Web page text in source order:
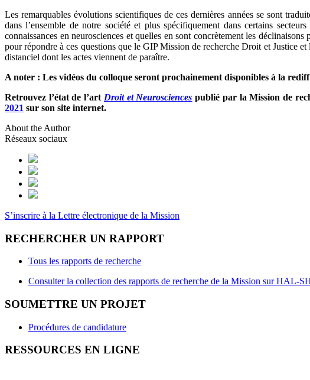
Les remarquables évolutions scientifiques de ces dernières années se sont
dans l’ensemble de notre société et plus spécifiquement dans certains
connaissances en neurosciences et quelles en sont concrètement les
pour répondre à ces questions que le GIP Mission de recherche Droit et Justice
distanciel dont les actes viennent de paraître.
A noter : Les vidéos du colloque seront prochainement disponibles à la
Retrouvez l’état de l’art Droit et Neurosciences publié par la Mission de
2021 sur son site internet.
About the Author
Réseaux sociaux
S’inscrire à la Lettre électronique de la Mission
RECHERCHER UN RAPPORT
Tous les rapports de recherche
Consulter la collection des rapports de recherche de la Mission sur HAL-
SOUMETTRE UN PROJET
Procédures de candidature
RESSOURCES EN LIGNE